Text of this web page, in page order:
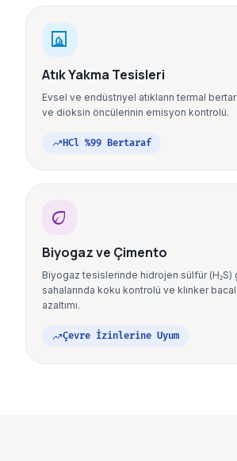
fireplace
Atık Yakma Tesisleri
Evsel ve endüstriyel atıkların termal
ve dioksin öncülerinin emisyon kontrolü.
trending_upHCl %99 Bertaraf
eco
Biyogaz ve Çimento
Biyogaz tesislerinde hidrojen sülfür (H₂S)
sahalarında koku kontrolü ve klinker
azaltımı.
trending_upÇevre İzinlerine Uyum